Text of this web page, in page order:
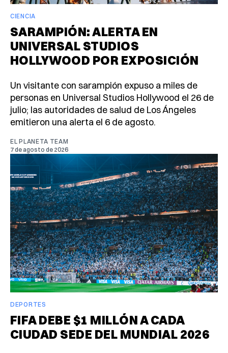
CIENCIA
SARAMPIÓN: ALERTA EN
UNIVERSAL STUDIOS
HOLLYWOOD POR EXPOSICIÓN
Un visitante con sarampión expuso a miles de
personas en Universal Studios Hollywood el 26 de
julio; las autoridades de salud de Los Ángeles
emitieron una alerta el 6 de agosto.
EL PLANETA TEAM
7 de agosto de 2026
DEPORTES
FIFA DEBE $1 MILLÓN A CADA
CIUDAD SEDE DEL MUNDIAL 2026